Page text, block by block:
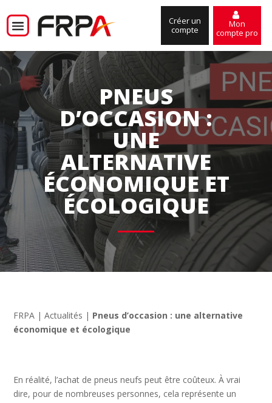
Créer un
compte
Mon
compte pro
PNEUS
D’OCCASION :
UNE
ALTERNATIVE
ÉCONOMIQUE ET
ÉCOLOGIQUE
FRPA |Actualités | Pneus d’occasion : une alternative
économique et écologique
En réalité, l’achat de pneus neufs peut être coûteux. À vrai
dire, pour de nombreuses personnes, cela représente un